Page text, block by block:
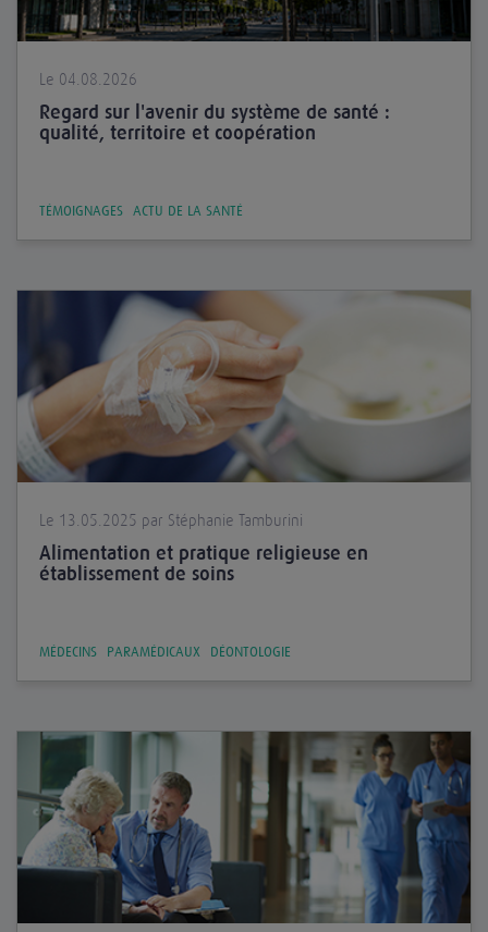
Le 04.08.2026
Regard sur l'avenir du système de santé :
qualité, territoire et coopération
TÉMOIGNAGES ACTU DE LA SANTÉ
Le 13.05.2025 par Stéphanie Tamburini
Alimentation et pratique religieuse en
établissement de soins
MÉDECINS PARAMÉDICAUX DÉONTOLOGIE